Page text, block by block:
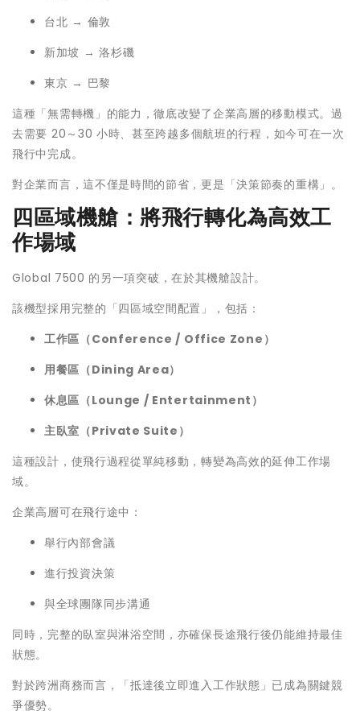
台北 → 倫敦
新加坡 → 洛杉磯
東京 → 巴黎
這種「無需轉機」的能力，徹底改變了企業高層的移動模式。過
去需要 20～30 小時、甚至跨越多個航班的行程，如今可在一次
飛行中完成。
對企業而言，這不僅是時間的節省，更是「決策節奏的重構」。
四區域機艙：將飛行轉化為高效工
作場域
Global 7500 的另一項突破，在於其機艙設計。
該機型採用完整的「四區域空間配置」，包括：
工作區（Conference / Office Zone）
用餐區（Dining Area）
休息區（Lounge / Entertainment）
主臥室（Private Suite）
這種設計，使飛行過程從單純移動，轉變為高效的延伸工作場
域。
企業高層可在飛行途中：
舉行內部會議
進行投資決策
與全球團隊同步溝通
同時，完整的臥室與淋浴空間，亦確保長途飛行後仍能維持最佳
狀態。
對於跨洲商務而言，「抵達後立即進入工作狀態」已成為關鍵競
爭優勢。